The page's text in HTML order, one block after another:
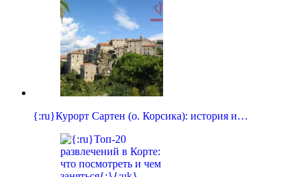
{:ru}Курорт Сартен (о. Корсика): история и…